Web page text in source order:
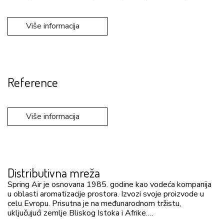
Više informacija
Reference
Više informacija
Distributivna mreža
Spring Air je osnovana 1985. godine kao vodeća kompanija
u oblasti aromatizacije prostora. Izvozi svoje proizvode u
celu Evropu. Prisutna je na međunarodnom tržistu,
uključujući zemlje Bliskog Istoka i Afrike….